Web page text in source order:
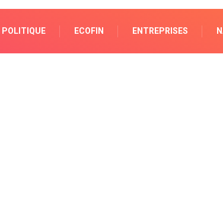
POLITIQUE ECOFIN ENTREPRISES